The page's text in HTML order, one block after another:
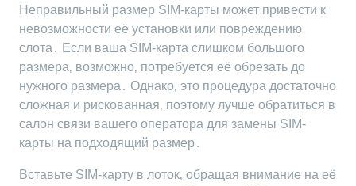
Неправильный размер SIM-карты может привести к
невозможности её установки или повреждению
слота․ Если ваша SIM-карта слишком большого
размера‚ возможно‚ потребуется её обрезать до
нужного размера․ Однако‚ это процедура достаточно
сложная и рискованная‚ поэтому лучше обратиться в
салон связи вашего оператора для замены SIM-
карты на подходящий размер․
Вставьте SIM-карту в лоток‚ обращая внимание на её